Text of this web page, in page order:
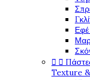
 
Texture